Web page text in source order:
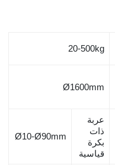
20-500kg
Ø1600mm
عربة
ذات
بكرة
قياسية
Ø10-Ø90mm